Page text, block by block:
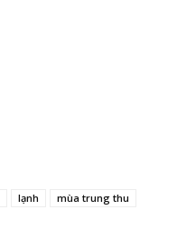
lạnh
mùa trung thu